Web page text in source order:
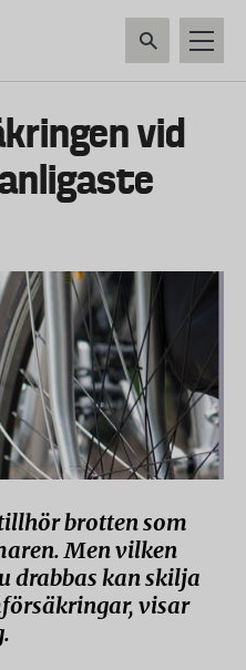
vid
brotten som
Men vilken
drabbas kan skilja
visar